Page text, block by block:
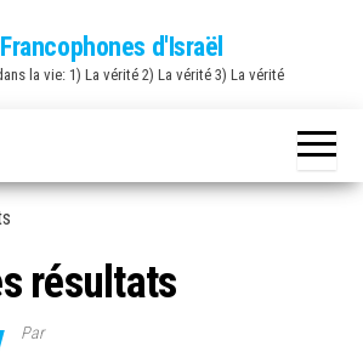
d'Israël
la vie: 1) La vérité 2) La vérité 3) La vérité
résultats
Par